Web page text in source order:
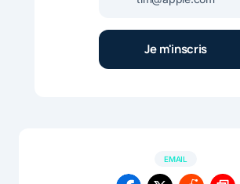
EMAIL